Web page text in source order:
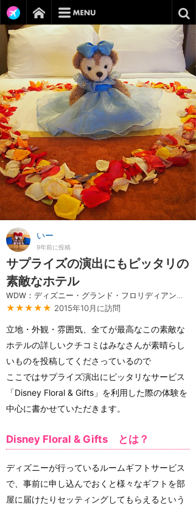
いー
9年前に投稿
サプライズの演出にもピッタリの
素敵なホテル
WDW：ディズニー・グランド・フロリディアン・リゾート＆スパ
★★★★★ 2015年10月に訪問
立地・外観・雰囲気、全てが最高なこの素敵な
ホテルの詳しいクチコミはみなさんが素晴らし
いものを投稿してくださっているので
ここではサプライズ演出にピッタリなサービス
「Disney Floral & Gifts」を利用した際の体験を
中心に書かせていただきます。
Disney Floral & Gifts とは？
ディズニーが行っているルームギフトサービス
で、事前に申し込んでおくと様々なギフトを部
屋に届けたりセッティングしてもらえるという